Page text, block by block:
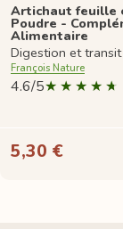
Artichaut feuille
Poudre -
Alimentaire
Digestion et transit
François Nature
4.6/5
5,30 €